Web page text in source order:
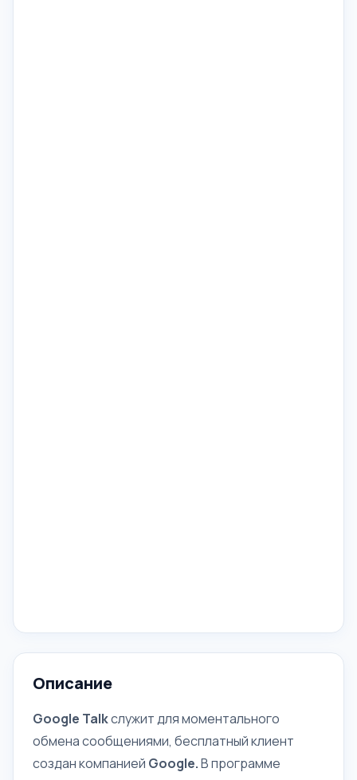
Описание
Google Talkслужит для моментального
обмена сообщениями, бесплатный клиент
создан компанией Google.В программе